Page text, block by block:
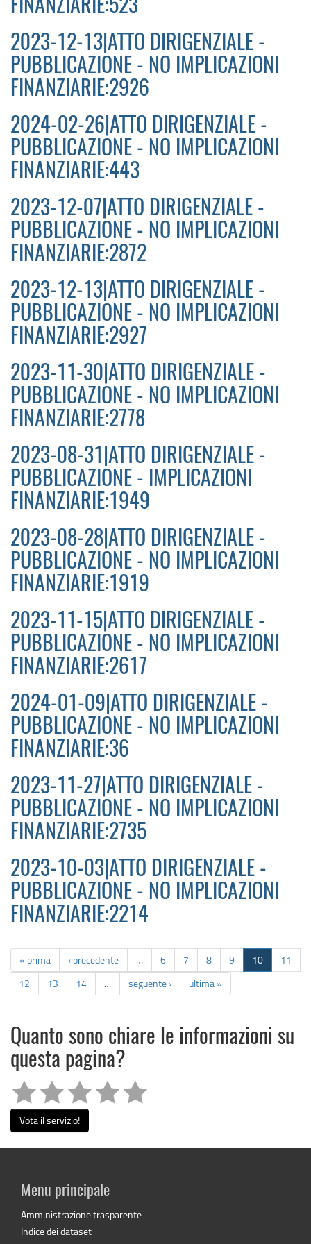
FINANZIARIE:523
2023-12-13|ATTO DIRIGENZIALE -
PUBBLICAZIONE - NO IMPLICAZIONI
FINANZIARIE:2926
2024-02-26|ATTO DIRIGENZIALE -
PUBBLICAZIONE - NO IMPLICAZIONI
FINANZIARIE:443
2023-12-07|ATTO DIRIGENZIALE -
PUBBLICAZIONE - NO IMPLICAZIONI
FINANZIARIE:2872
2023-12-13|ATTO DIRIGENZIALE -
PUBBLICAZIONE - NO IMPLICAZIONI
FINANZIARIE:2927
2023-11-30|ATTO DIRIGENZIALE -
PUBBLICAZIONE - NO IMPLICAZIONI
FINANZIARIE:2778
2023-08-31|ATTO DIRIGENZIALE -
PUBBLICAZIONE - IMPLICAZIONI
FINANZIARIE:1949
2023-08-28|ATTO DIRIGENZIALE -
PUBBLICAZIONE - NO IMPLICAZIONI
FINANZIARIE:1919
2023-11-15|ATTO DIRIGENZIALE -
PUBBLICAZIONE - NO IMPLICAZIONI
FINANZIARIE:2617
2024-01-09|ATTO DIRIGENZIALE -
PUBBLICAZIONE - NO IMPLICAZIONI
FINANZIARIE:36
2023-11-27|ATTO DIRIGENZIALE -
PUBBLICAZIONE - NO IMPLICAZIONI
FINANZIARIE:2735
2023-10-03|ATTO DIRIGENZIALE -
PUBBLICAZIONE - NO IMPLICAZIONI
FINANZIARIE:2214
« prima ‹ precedente … 6 7 8 9 10
11
12
13 14 … seguente › ultima »
Quanto sono chiare le informazioni su
questa pagina?
Vota il servizio!
Menu principale
Amministrazione trasparente
Indice dei dataset